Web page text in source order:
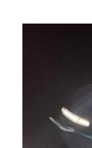
天涯企服